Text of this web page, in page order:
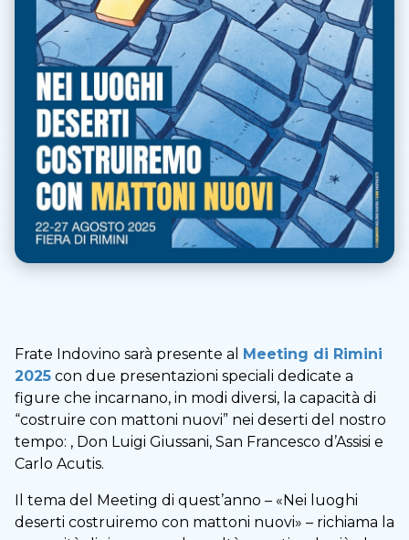
Frate Indovino sarà presente al Meeting di Rimini
2025 con due presentazioni speciali dedicate a
figure che incarnano, in modi diversi, la capacità di
“costruire con mattoni nuovi” nei deserti del nostro
tempo: , Don Luigi Giussani, San Francesco d’Assisi e
Carlo Acutis.
Il tema del Meeting di quest’anno – «Nei luoghi
deserti costruiremo con mattoni nuovi» – richiama la